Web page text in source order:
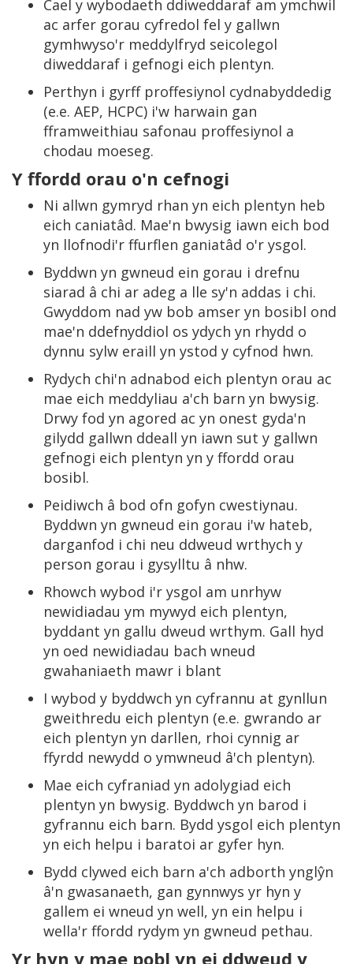
Cael y wybodaeth ddiweddaraf am ymchwil
ac arfer gorau cyfredol fel y gallwn
gymhwyso'r meddylfryd seicolegol
diweddaraf i gefnogi eich plentyn.
Perthyn i gyrff proffesiynol cydnabyddedig
(e.e. AEP, HCPC) i'w harwain gan
fframweithiau safonau proffesiynol a
chodau moeseg.
Y ffordd orau o'n cefnogi
Ni allwn gymryd rhan yn eich plentyn heb
eich caniatâd. Mae'n bwysig iawn eich bod
yn llofnodi'r ffurflen ganiatâd o'r ysgol.
Byddwn yn gwneud ein gorau i drefnu
siarad â chi ar adeg a lle sy'n addas i chi.
Gwyddom nad yw bob amser yn bosibl ond
mae'n ddefnyddiol os ydych yn rhydd o
dynnu sylw eraill yn ystod y cyfnod hwn.
Rydych chi'n adnabod eich plentyn orau ac
mae eich meddyliau a'ch barn yn bwysig.
Drwy fod yn agored ac yn onest gyda'n
gilydd gallwn ddeall yn iawn sut y gallwn
gefnogi eich plentyn yn y ffordd orau
bosibl.
Peidiwch â bod ofn gofyn cwestiynau.
Byddwn yn gwneud ein gorau i'w hateb,
darganfod i chi neu ddweud wrthych y
person gorau i gysylltu â nhw.
Rhowch wybod i'r ysgol am unrhyw
newidiadau ym mywyd eich plentyn,
byddant yn gallu dweud wrthym. Gall hyd
yn oed newidiadau bach wneud
gwahaniaeth mawr i blant
I wybod y byddwch yn cyfrannu at gynllun
gweithredu eich plentyn (e.e. gwrando ar
eich plentyn yn darllen, rhoi cynnig ar
ffyrdd newydd o ymwneud â'ch plentyn).
Mae eich cyfraniad yn adolygiad eich
plentyn yn bwysig. Byddwch yn barod i
gyfrannu eich barn. Bydd ysgol eich plentyn
yn eich helpu i baratoi ar gyfer hyn.
Bydd clywed eich barn a'ch adborth ynglŷn
â'n gwasanaeth, gan gynnwys yr hyn y
gallem ei wneud yn well, yn ein helpu i
wella'r ffordd rydym yn gwneud pethau.
Yr hyn y mae pobl yn ei ddweud y